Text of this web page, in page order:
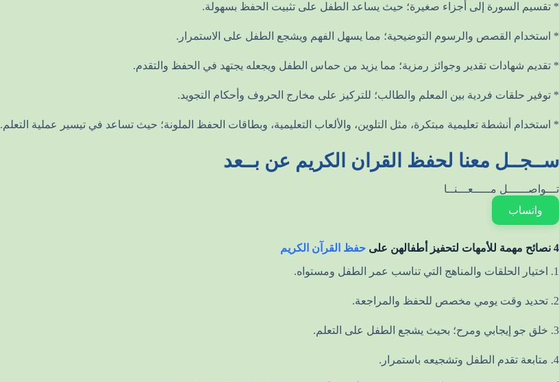
* تقسيم السورة إلى أجزاء صغيرة؛ حيث يساعد الطفل على تثبيت الحفظ بسهولة.
* استخدام القصص والرسوم التوضيحية؛ مما يسهل الفهم ويشجع الطفل على الاستمرار.
* تقديم شهادات تقدير وجوائز رمزية؛ مما يزيد من حماس الطفل ويجعله يجتهد في الحفظ والتقدم.
* توفير حلقات فردية بين المعلم والطالب؛ للتركيز على مخارج الحروف وأحكام التجويد.
* استخدام أنشطة تعليمية مبتكرة، مثل التلوين، والألعاب التعليمية، وبطاقات الحفظ الملونة؛ حيث تساعد في تيسير عملية التعلم.
ســجــل معنا لحفظ القران الكريم عن بــعد
تـــواصــــــل مـــــعـــنــا
واتساب
4 نصائح مهمة للأمهات لتحفيز أطفالهن على
حفظ القرآن الكريم
1. اختيار الحلقات والمناهج التي تناسب عمر الطفل ومستواه.
2. تحديد وقت يومي مخصص للحفظ والمراجعة.
3. خلق جو إيجابي ومرح؛ بحيث يشجع الطفل على التعلم.
4. متابعة تقدم الطفل وتشجيعه باستمرار.